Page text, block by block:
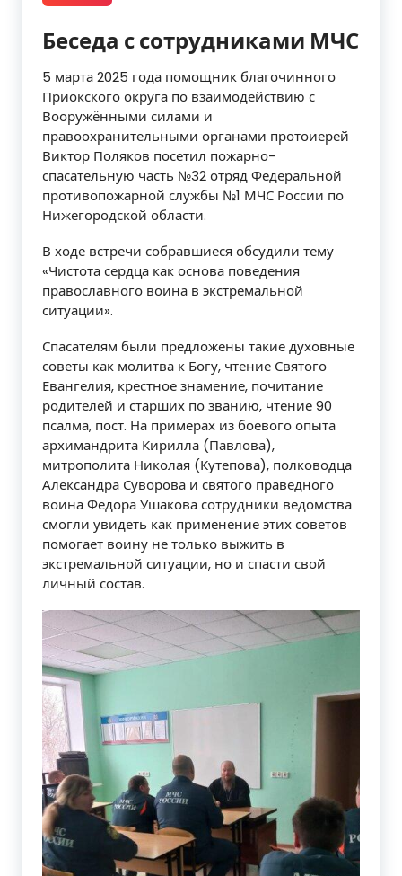
Беседа с сотрудниками МЧС
5 марта 2025 года помощник благочинного
Приокского округа по взаимодействию с
Вооружёнными силами и
правоохранительными органами протоиерей
Виктор Поляков посетил пожарно-
спасательную часть №32 отряд Федеральной
противопожарной службы №1 МЧС России по
Нижегородской области.
В ходе встречи собравшиеся обсудили тему
«Чистота сердца как основа поведения
православного воина в экстремальной
ситуации».
Спасателям были предложены такие духовные
советы как молитва к Богу, чтение Святого
Евангелия, крестное знамение, почитание
родителей и старших по званию, чтение 90
псалма, пост. На примерах из боевого опыта
архимандрита Кирилла (Павлова),
митрополита Николая (Кутепова), полководца
Александра Суворова и святого праведного
воина Федора Ушакова сотрудники ведомства
смогли увидеть как применение этих советов
помогает воину не только выжить в
экстремальной ситуации, но и спасти свой
личный состав.